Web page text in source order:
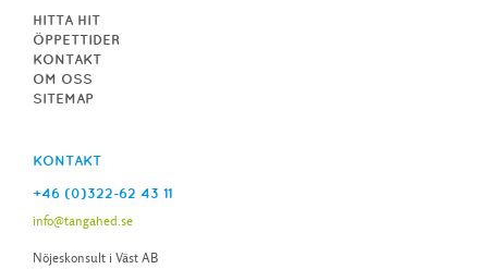
HITTA HIT
ÖPPETTIDER
KONTAKT
OM OSS
SITEMAP
KONTAKT
+46 (0)322-62 43 11
info@tangahed.se
Nöjeskonsult i Väst AB